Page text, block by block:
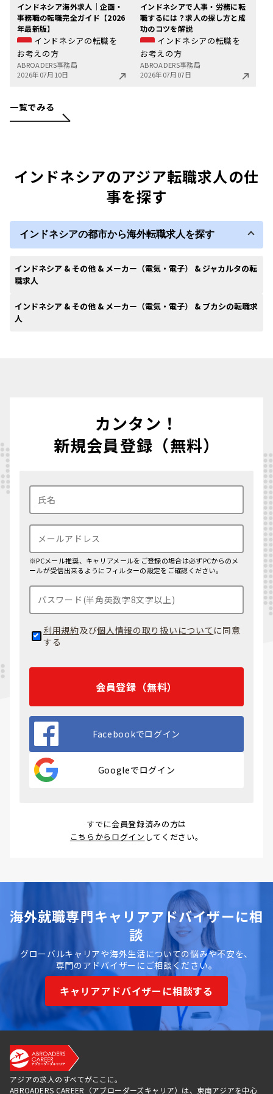
インドネシア海外求人｜企画・
事務職の転職完全ガイド【2026
年最新版】
インドネシアの転職を
お考えの方
ABROADERS事務局
2026年07月10日
インドネシアで人事・労務に転
職するには？求人の探し方と成
功のコツを解説
インドネシアの転職を
お考えの方
ABROADERS事務局
2026年07月07日
一覧でみる
インドネシアのアジア転職求人の仕
事を探す
インドネシアの都市から海外転職求人を探す
インドネシア & その他 & メーカー（電気・電子） & ジャカルタの転
職求人
インドネシア & その他 & メーカー（電気・電子） & ブカシの転職求
人
カンタン！
新規会員登録（無料）
※PCメール推奨、キャリアメールをご登録の場合は必ずPCからのメ
ールが受信出来るようにフィルターの設定をご確認ください。
利用規約及び個人情報の取り扱いについて に同意
する
会員登録（無料）
Facebookでログイン
Googleでログイン
すでに会員登録済みの方は
こちらからログイン してください。
海外就職専門キャリアアドバイザーに相
談
グローバルキャリアや海外生活についての悩みや不安を、
専門のアドバイザーにご相談ください。
キャリアアドバイザーに相談する
アジアの求人のすべてがここに。
ABROADERS CAREER（アブローダーズキャリア）は、東南アジアを中心